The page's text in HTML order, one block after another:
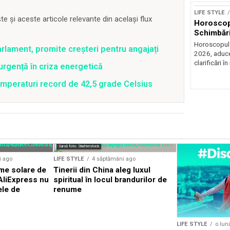
și aceste articole relevante din același flux
promite creșteri pentru angajați
în criza energetică
record de 42,5 grade Celsius
LIFE STYLE
Horoscopul
2026,
clarificări în
ago
solare de
nu
de
Sursă foto: Shutterstock
LIFE STYLE 4 săptămâni ago
Tinerii din China aleg luxul
spiritual în locul brandurilor de
renume
LIFE STYLE o